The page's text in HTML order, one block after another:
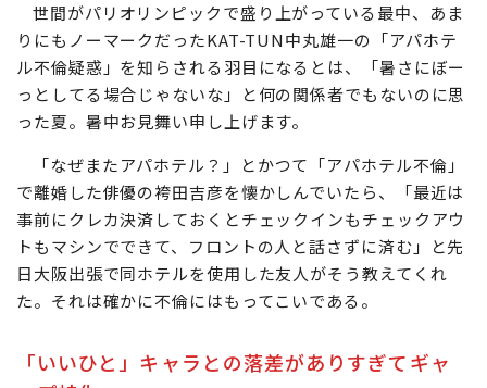
世間がパリオリンピックで盛り上がっている最中、あま
りにもノーマークだったKAT-TUN中丸雄一の「アパホテ
ル不倫疑惑」を知らされる羽目になるとは、「暑さにぼー
っとしてる場合じゃないな」と何の関係者でもないのに思
った夏。暑中お見舞い申し上げます。
「なぜまたアパホテル？」とかつて「アパホテル不倫」
で離婚した俳優の袴田吉彦を懐かしんでいたら、「最近は
事前にクレカ決済しておくとチェックインもチェックアウ
トもマシンでできて、フロントの人と話さずに済む」と先
日大阪出張で同ホテルを使用した友人がそう教えてくれ
た。それは確かに不倫にはもってこいである。
「いいひと」キャラとの落差がありすぎてギャ